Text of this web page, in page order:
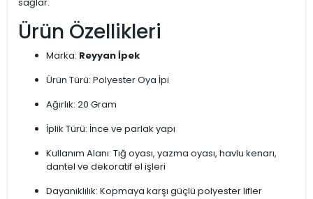
sağlar.
Ürün Özellikleri
Marka: Reyyan İpek
Ürün Türü: Polyester Oya İpi
Ağırlık: 20 Gram
İplik Türü: İnce ve parlak yapı
Kullanım Alanı: Tığ oyası, yazma oyası, havlu kenarı,
dantel ve dekoratif el işleri
Dayanıklılık: Kopmaya karşı güçlü polyester lifler